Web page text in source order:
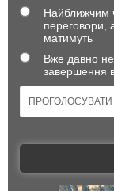
Найближчим
переговори,
матимуть
Вже давно
завершення